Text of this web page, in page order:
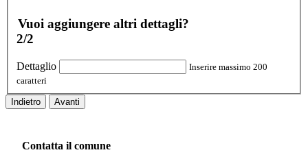
Vuoi aggiungere altri dettagli?
2/2
Dettaglio
Inserire massimo 200
caratteri
Indietro Avanti
Contatta il comune